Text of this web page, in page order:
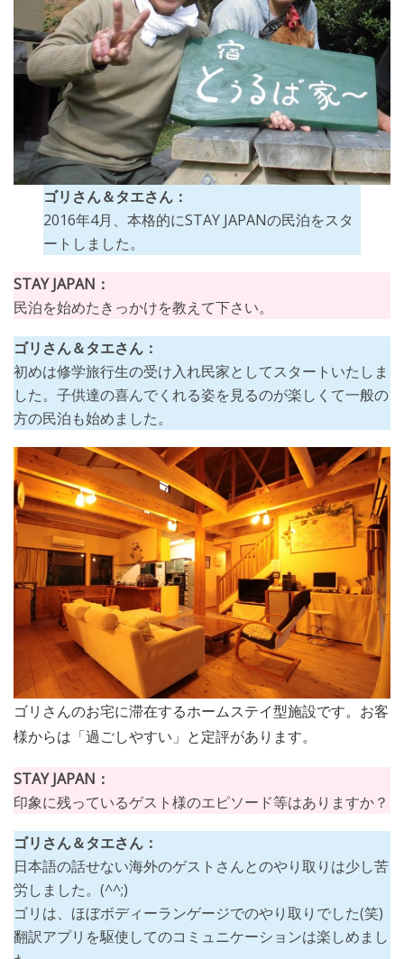
ゴリさん＆タエさん：
2016年4月、本格的にSTAY JAPANの民泊をスタ
ートしました。
STAY JAPAN：
民泊を始めたきっかけを教えて下さい。
ゴリさん＆タエさん：
初めは修学旅行生の受け入れ民家としてスタートいたしま
した。子供達の喜んでくれる姿を見るのが楽しくて一般の
方の民泊も始めました。
ゴリさんのお宅に滞在するホームステイ型施設です。お客
様からは「過ごしやすい」と定評があります。
STAY JAPAN：
印象に残っているゲスト様のエピソード等はありますか？
ゴリさん＆タエさん：
日本語の話せない海外のゲストさんとのやり取りは少し苦
労しました。(^^;)
ゴリは、ほぼボディーランゲージでのやり取りでした(笑)
翻訳アプリを駆使してのコミュニケーションは楽しめまし